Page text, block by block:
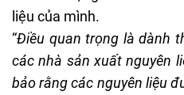
liệu của mình.
“Điều quan trọng là dành
các nhà sản xuất nguyên
bảo rằng các nguyên liệu